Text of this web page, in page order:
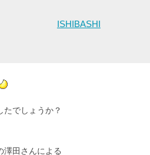
ISHIBASHI
たでしょうか？
澤田さんによる